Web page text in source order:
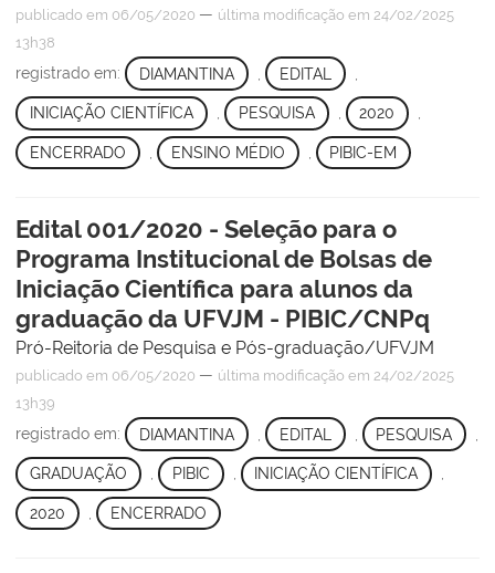
publicado em 06/05/2020 — última modificação em 24/02/2025
13h38
registrado em: DIAMANTINA EDITAL
INICIAÇÃO CIENTÍFICA , PESQUISA , 2020 ,
ENCERRADO ENSINO MÉDIO PIBIC-EM
Edital 001/2020 - Seleção para o
Programa Institucional de Bolsas de
Iniciação Científica para alunos da
graduação da UFVJM - PIBIC/CNPq
Pró-Reitoria de Pesquisa e Pós-graduação/UFVJM
publicado em 06/05/2020 — última modificação em 24/02/2025
13h39
registrado em: DIAMANTINA EDITAL PESQUISA
GRADUAÇÃO , PIBIC , INICIAÇÃO CIENTÍFICA ,
2020 ENCERRADO